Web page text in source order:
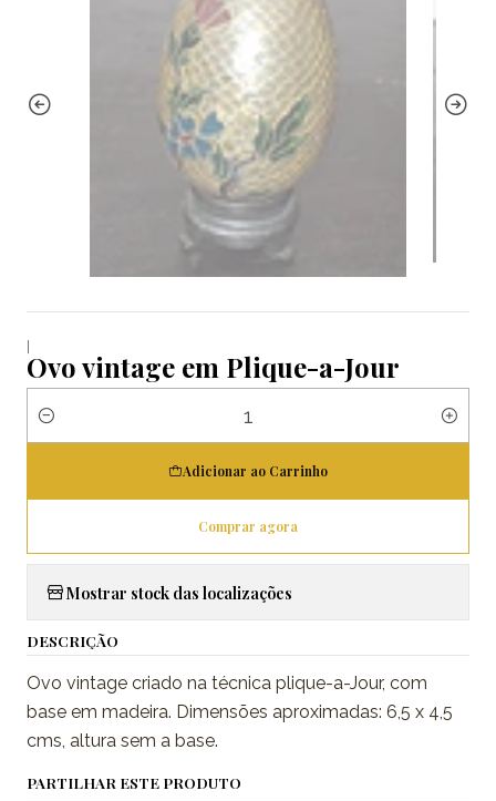
|
Ovo vintage em Plique-a-Jour
Quantidade
Adicionar ao Carrinho
Comprar agora
Mostrar stock das localizações
DESCRIÇÃO
Ovo vintage criado na técnica plique-a-Jour, com
base em madeira. Dimensões aproximadas: 6,5 x 4,5
cms, altura sem a base.
PARTILHAR ESTE PRODUTO